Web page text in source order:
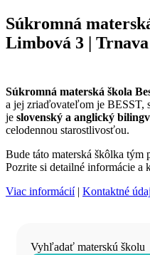
Súkromná
Limbová 3 | Trnava
Súkromná materská škola
a jej zriaďovateľom je BESST,
je slovenský a anglický
celodennou starostlivosťou.
Bude táto materská škôlka tým
Pozrite si detailné informácie a
Viac informácií| Kontaktné
Vyhľadať materskú školu